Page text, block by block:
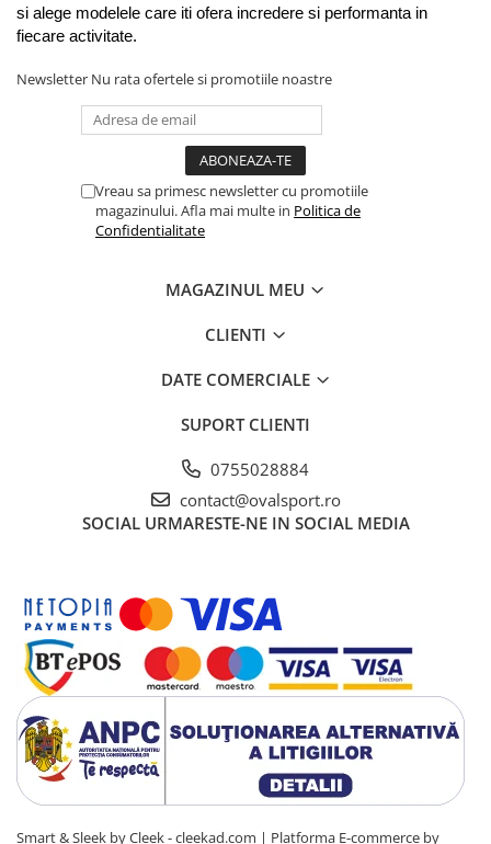
si alege modelele care iti ofera incredere si performanta in
fiecare activitate.
Newsletter Nu rata ofertele si promotiile noastre
Vreau sa primesc newsletter cu promotiile
magazinului. Afla mai multe in Politica de
Confidentialitate
MAGAZINUL MEU
CLIENTI
DATE COMERCIALE
SUPORT CLIENTI
0755028884
contact@ovalsport.ro
SOCIAL URMARESTE-NE IN SOCIAL MEDIA
Smart & Sleek by Cleek - cleekad.com | Platforma E-commerce by